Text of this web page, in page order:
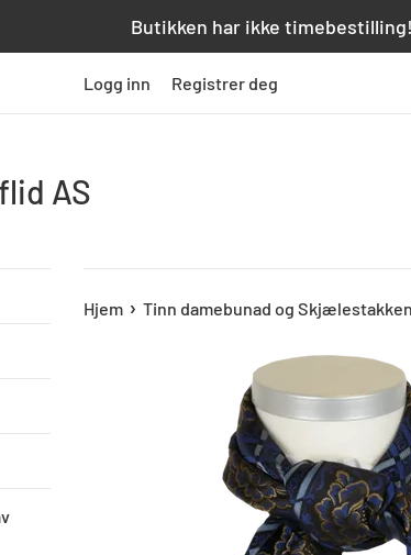
Butikken har ikke
Logg inn Registrer deg
AS
Hjem › Tinn damebunad og Skjælestakken